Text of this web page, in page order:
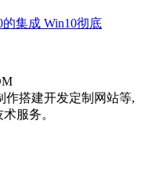
的集成 Win10彻底
作搭建开发定制网站等,
服务。